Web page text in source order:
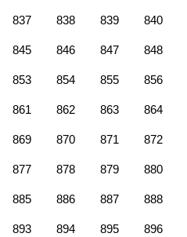
837 838 839 840
845 846 847 848
853 854 855 856
861 862 863 864
869 870 871 872
877 878 879 880
885 886 887 888
893 894 895 896